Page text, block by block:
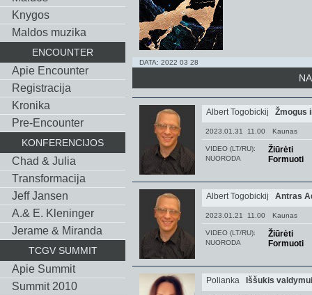
Knygos
Maldos muzika
ENCOUNTER
Apie Encounter
Registracija
Kronika
Pre-Encounter
KONFERENCIJOS
Chad & Julia
Тransformacija
Jeff Jansen
A.& E. Kleninger
Jerame & Miranda
TCGV SUMMIT
Apie Summit
Summit 2010
DATA: 2022 03 28
Albert Togobickij Žmogus
2023.01.31 11.00 Kaunas
VIDEO (LT/RU): Žiūrėti
NUORODA Formuoti
Albert Togobickij Antras
2023.01.21 11.00 Kaunas
VIDEO (LT/RU): Žiūrėti
NUORODA Formuoti
Polianka Iššukis valdymui